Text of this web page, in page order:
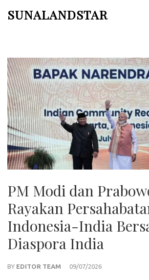
SUNALANDSTAR
PM Modi dan
Rayakan
Indonesia-India
Diaspora India
BY EDITOR TEAM 09/07/2026